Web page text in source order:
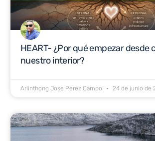
HEART- ¿Por qué empezar desde
nuestro interior?
Arlinthong Jose Perez Campo 24 de junio de